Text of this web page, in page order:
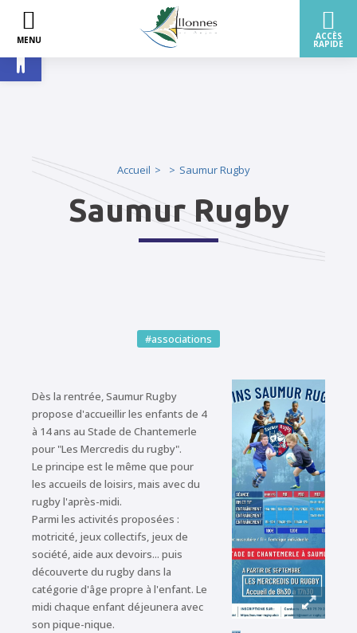
Ouvrir la barre d’outils
Accueil Saumur Rugby
Saumur Rugby
#associations
Dès la rentrée, Saumur Rugby
propose d'accueillir les enfants de 4
à 14 ans au Stade de Chantemerle
pour "Les Mercredis du rugby".
Le principe est le même que pour
les accueils de loisirs, mais avec du
rugby l'après-midi.
Parmi les activités proposées :
motricité, jeux collectifs, jeux de
société, aide aux devoirs... puis
découverte du rugby dans la
catégorie d'âge propre à l'enfant. Le
midi chaque enfant déjeunera avec
son pique-nique.